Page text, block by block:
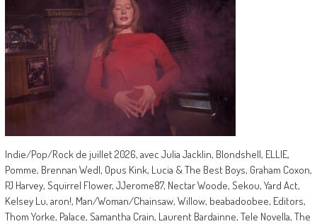
Indie/Pop/Rock de juillet 2026, avec Julia Jacklin, Blondshell, ELLIE,
Pomme, Brennan Wedl, Opus Kink, Lucia & The Best Boys, Graham Coxon,
PJ Harvey, Squirrel Flower, JJerome87, Nectar Woode, Sekou, Yard Act,
Kelsey Lu, aron!, Man/Woman/Chainsaw, Willow, beabadoobee, Editors,
Thom Yorke, Palace, Samantha Crain, Laurent Bardainne, Tele Novella, The